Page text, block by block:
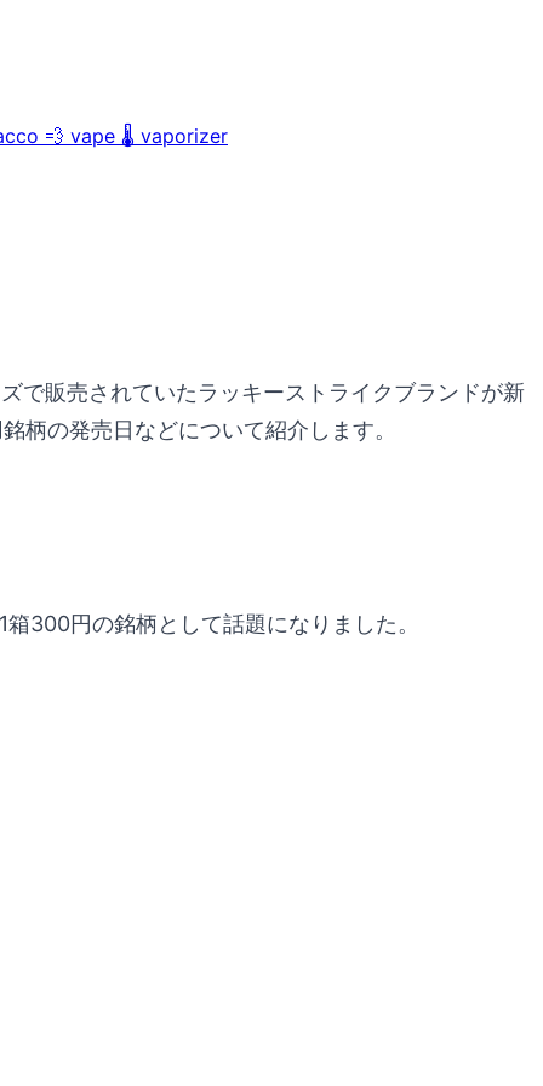
💨 vape 🌡️ vaporizer
で販売されていたラッキーストライクブランドが新
柄の発売日などについて紹介します。
300円の銘柄として話題になりました。